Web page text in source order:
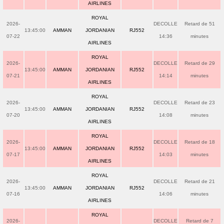
AIRLINES
2026-
07-22
13:45:00 AMMAN
ROYAL
JORDANIAN
AIRLINES
RJ552
DECOLLE
14:36
Retard de 51
minutes
2026-
07-21
13:45:00 AMMAN
ROYAL
JORDANIAN
AIRLINES
RJ552
DECOLLE
14:14
Retard de 29
minutes
2026-
07-20
13:45:00 AMMAN
ROYAL
JORDANIAN
AIRLINES
RJ552
DECOLLE
14:08
Retard de 23
minutes
2026-
07-17
13:45:00 AMMAN
ROYAL
JORDANIAN
AIRLINES
RJ552
DECOLLE
14:03
Retard de 18
minutes
2026-
07-16
13:45:00 AMMAN
ROYAL
JORDANIAN
AIRLINES
RJ552
DECOLLE
14:06
Retard de 21
minutes
2026-
ROYAL
DECOLLE Retard de 7